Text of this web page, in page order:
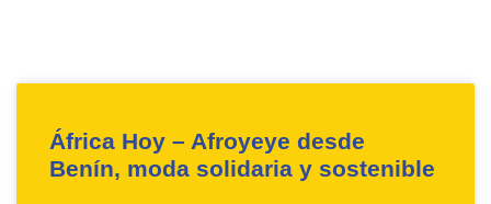
África Hoy – Afroyeye desde
Benín, moda solidaria y sostenible